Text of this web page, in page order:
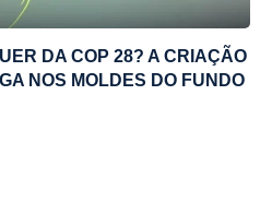
DA COP 28? A CRIAÇÃO
NOS MOLDES DO FUNDO